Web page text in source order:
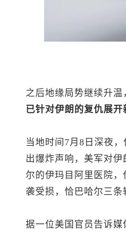
之后地缘局势继续升
已针对伊朗的复仇展开
当地时间7月8日深夜
出爆炸声响，美军对
尔的伊玛目阿里医院
袭受损，恰巴哈尔三
据一位美国官员告诉